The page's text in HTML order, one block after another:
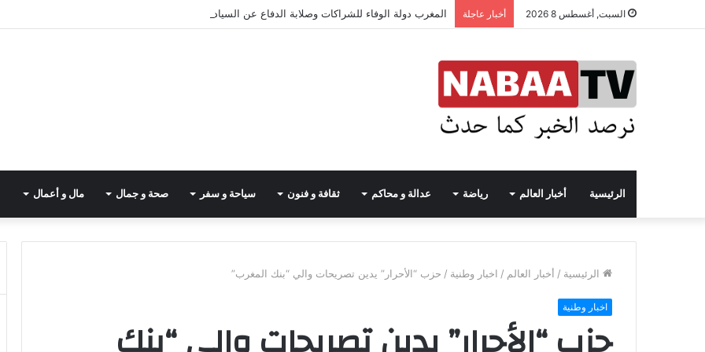
السبت, أغسطس 8 2026 أخبار عاجلة المغرب دولة الوفاء للشراكات وصلابة الدفاع عن السيادة
الرئيسية أخبار العالم رياضة عدالة و محاكم ثقافة و فنون سياحة و سفر صحة و جمال مال و أعمال
الرئيسية / أخبار العالم / اخبار وطنية / حزب “الأحرار” يدين تصريحات والي “بنك المغرب”
اخبار وطنية